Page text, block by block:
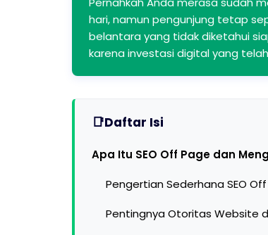
hari, namun pengunjung tetap
belantara yang tidak diketahui
karena investasi digital yang
Daftar Isi
Apa Itu SEO Off Page dan
Pengertian Sederhana SEO
Pentingnya Otoritas Website